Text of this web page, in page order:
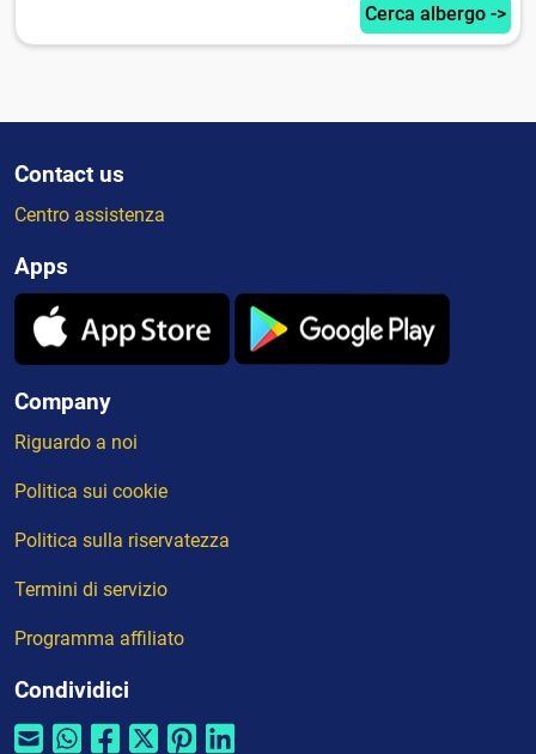
Cerca albergo ->
Contact us
Centro assistenza
Apps
Company
Riguardo a noi
Politica sui cookie
Politica sulla riservatezza
Termini di servizio
Programma affiliato
Condividici